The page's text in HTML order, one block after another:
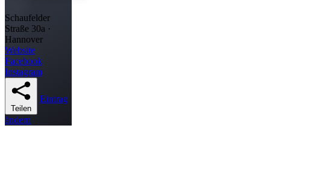
Schaufelder
Straße 30a ·
Hannover
Website
Facebook
Instagram
Teilen
Eintrag
ändern